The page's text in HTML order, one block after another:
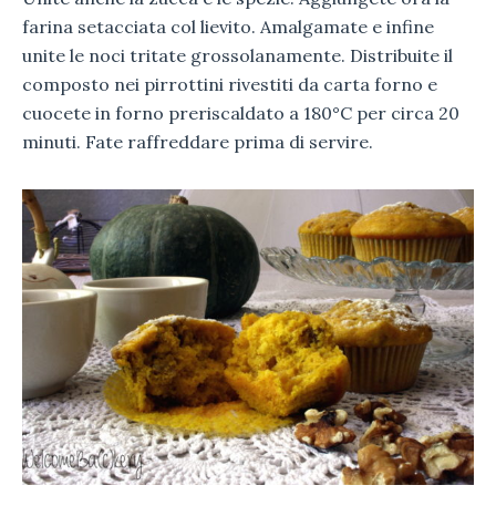
farina setacciata col lievito. Amalgamate e infine
unite le noci tritate grossolanamente. Distribuite il
composto nei pirrottini rivestiti da carta forno e
cuocete in forno preriscaldato a 180°C per circa 20
minuti. Fate raffreddare prima di servire.